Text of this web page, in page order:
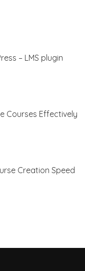
– LMS plugin
Courses Effectively
Creation Speed